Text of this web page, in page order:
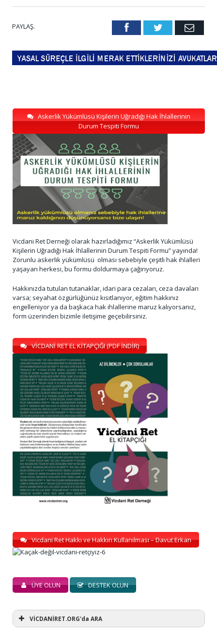
PAYLAŞ. FacebookTwitter Email
Askerlik Yükümlüsü Kişilerin Uğradığı Hak İhlallerinin
Durum Tespiti Formu
Vicdani Ret Derneği olarak hazırladığımız “Askerlik Yükümlüsü
Kişilerin Uğradığı Hak İhlallerinin Durum Tespiti Formu” yayında!
Zorunlu askerlik yükümlüsü olması sebebiyle çeşitli hak ihlalleri
yaşayan herkesi, bu formu doldurmaya çağırıyoruz.
Hakkınızda tutulan tutanaklar, idari para cezaları, ceza davaları
varsa; seyahat özgürlüğünüz kısıtlanıyor, eğitim hakkınız
engelleniyor ya da başkaca hak ihlallerine maruz kalıyorsanız,
form üzerinden bizimle iletişime geçebilirsiniz.
VİCDANİ RET EL KİTAPÇIĞI (PDF İNDİR)
Vicdani Ret Hakkı ve Hakkın Kullanılması – Davut Erkan
ÜYE OLUN DESTEK OLUN
VİCDANİRET.ORG'da ARA